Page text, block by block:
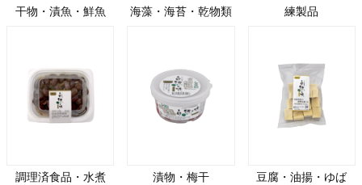
干物・漬魚・鮮魚 海藻・海苔・乾物類 練製品
調理済食品・水煮 漬物・梅干 豆腐・油揚・ゆば